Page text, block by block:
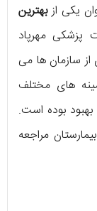
یکی ازبهترین
پزشکی مهرپاد
سازمان ها می
های مختلف
بوده است.
مراجعه